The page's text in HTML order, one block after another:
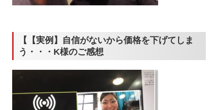
【【実例】自信がないから価格を下げてしま
う・・・K様のご感想